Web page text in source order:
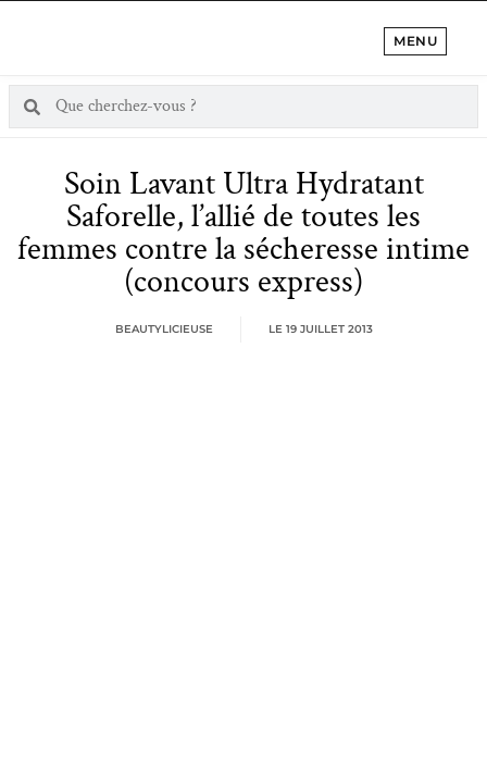
MENU
Soin Lavant Ultra Hydratant
Saforelle, l’allié de toutes les
femmes contre la sécheresse intime
(concours express)
BEAUTYLICIEUSE LE 19 JUILLET 2013